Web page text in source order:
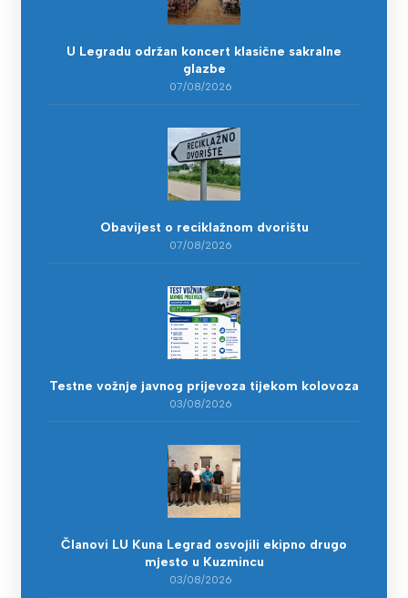
U Legradu održan koncert klasične sakralne
glazbe
07/08/2026
Obavijest o reciklažnom dvorištu
07/08/2026
Testne vožnje javnog prijevoza tijekom kolovoza
03/08/2026
Članovi LU Kuna Legrad osvojili ekipno drugo
mjesto u Kuzmincu
03/08/2026